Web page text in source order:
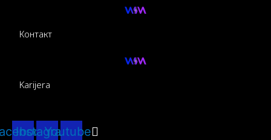
Контакт
Karijera
Instagram
Youtube